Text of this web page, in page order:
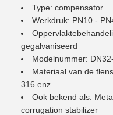
Type: compensator
Werkdruk: PN10 -
gegalvaniseerd
Modelnummer:
Materiaal van de
316 enz.
Ook bekend als:
corrugation stabilizer